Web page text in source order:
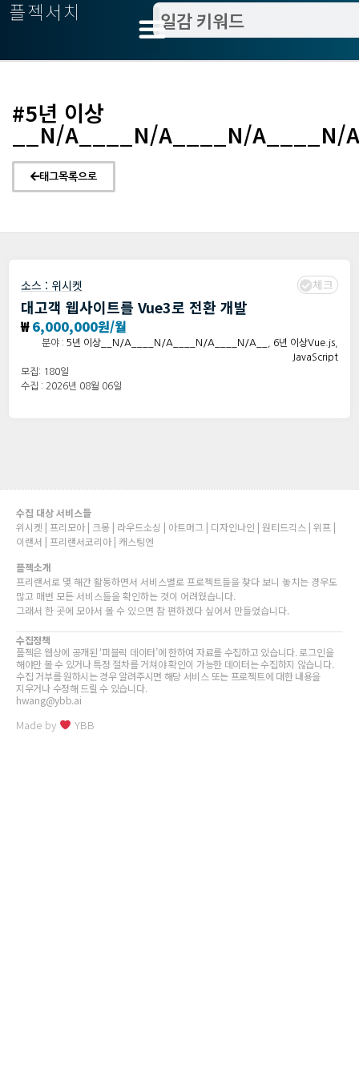
플젝서치
#5년 이상
__N/A____N/A____N/A____N/
태그목록으로
소스 : 위시켓 체크
대고객 웹사이트를 Vue3로 전환 개발
₩6,000,000원/월
분야 : 5년 이상__N/A____N/A____N/A____N/A__ 6년 이상Vue.js
JavaScript
모집: 180일
수집 : 2026년 08월 06일
수집 대상 서비스들
위시켓 | 프리모아 | 크몽 | 라우드소싱 | 아트머그 | 디자인나인 | 원티드긱스 | 위프 |
이랜서 | 프리랜서코리아 | 캐스팅엔
플젝소개
프리랜서로 몇 해간 활동하면서 서비스별로 프로젝트들을 찾다 보니 놓치는 경우도
많고 매번 모든 서비스들을 확인하는 것이 어려웠습니다.
그래서 한 곳에 모아서 볼 수 있으면 참 편하겠다 싶어서 만들었습니다.
수집정책
플젝은 웹상에 공개된 ‘퍼블릭 데이터’에 한하여 자료를 수집하고 있습니다. 로그인을
해야만 볼 수 있거나 특정 절차를 거쳐야 확인이 가능한 데이터는 수집하지 않습니다.
수집 거부를 원하시는 경우 알려주시면 해당 서비스 또는 프로젝트에 대한 내용을
지우거나 수정해 드릴 수 있습니다.
hwang@ybb.ai
Made by YBB